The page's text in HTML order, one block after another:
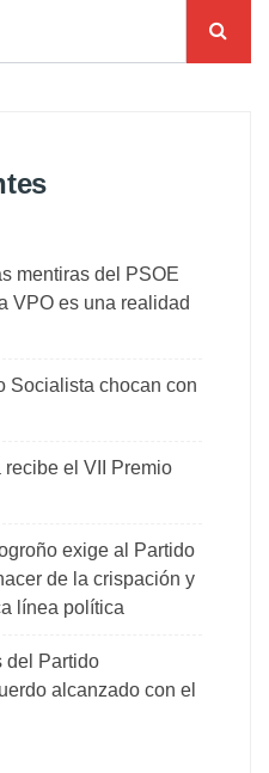
mentiras del PSOE
VPO es una realidad
Socialista chocan con
el VII Premio
exige al Partido
de la crispación y
línea política
del Partido
alcanzado con el